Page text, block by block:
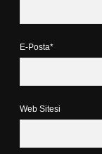
E-Posta*
Web Sitesi